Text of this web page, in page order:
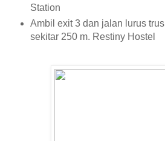
Station
Ambil exit 3 dan jalan lurus
sekitar 250 m. Restiny Hostel